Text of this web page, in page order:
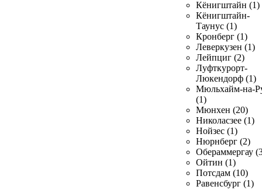
Кёнигштайн (1)
Кёнигштайн-
Таунус (1)
Кронберг (1)
Леверкузен (1)
Лейпциг (2)
Луфткурорт-
Люкендорф (1)
Мюльхайм-на-
(1)
Мюнхен (20)
Николасзее (1)
Нойзес (1)
Нюрнберг (2)
Обераммергау
Ойтин (1)
Потсдам (10)
Равенсбург (1)